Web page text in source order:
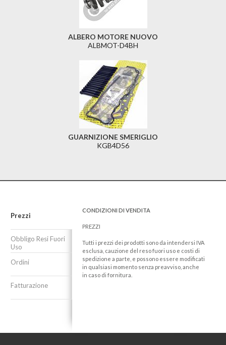
ALBERO MOTORE NUOVO
ALBMOT-D4BH
GUARNIZIONE SMERIGLIO
KGB4D56
Prezzi
Obbligo Resi Fuori
Uso
Ordini
Fatturazione
CONDIZIONI DI VENDITA
PREZZI
Tutti i prezzi dei prodotti sono da intendersi IVA
esclusa, cauzione del reso fuori uso e costi di
spedizione a parte, e possono essere modificati
in qualsiasi momento senza preavviso, anche
in caso di fornitura.